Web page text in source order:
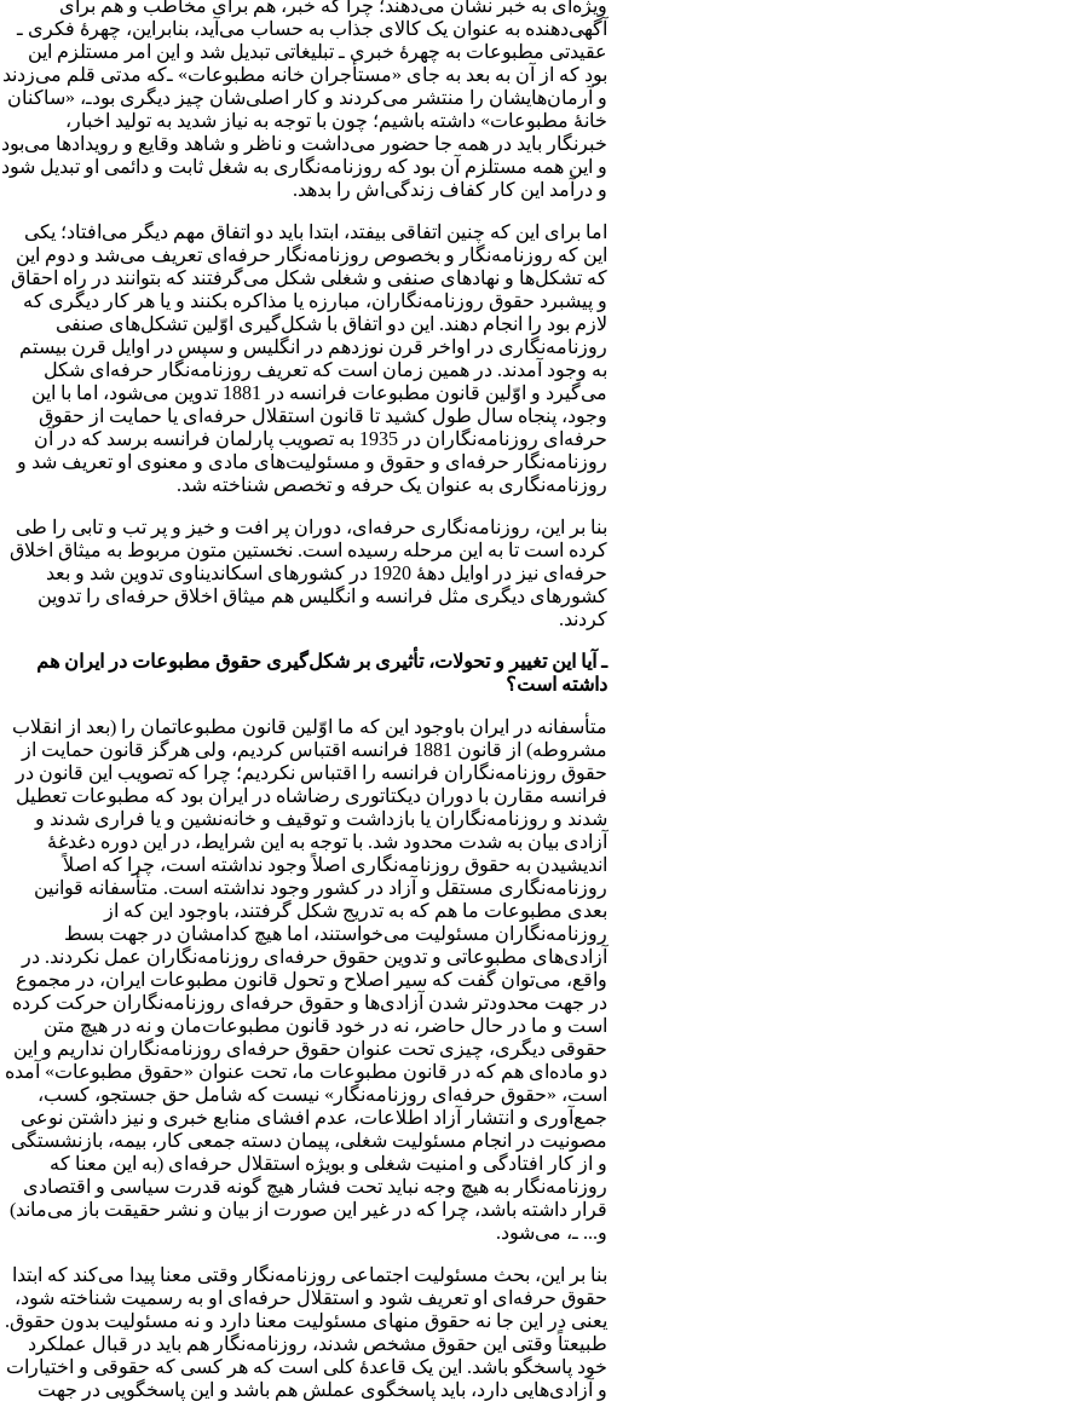
ویژه‌ای به خبر نشان می‌دهند؛ چرا که خبر، هم برای مخاطب و هم برای
آگهی‌دهنده به عنوان یک کالای جذاب به حساب می‌آید، بنابراین، چهرۀ فکری ـ
عقیدتی مطبوعات به چهرۀ خبری ـ تبلیغاتی تبدیل شد و این امر مستلزم این
بود که از آن به بعد به جای «مستأجران خانه مطبوعات» ـ‌که مدتی قلم می‌زدند
و آرمان‌هایشان را منتشر می‌کردند و کار اصلی‌شان چیز دیگری بودـ، «ساکنان
خانۀ مطبوعات» داشته باشیم؛ چون با توجه به نیاز شدید به تولید اخبار،
خبرنگار باید در همه جا حضور می‌داشت و ناظر و شاهد وقایع و رویدادها می‌بود
و این همه مستلزم آن بود که روزنامه‌نگاری به شغل ثابت و دائمی او تبدیل شود
و درآمد این کار کفاف زندگی‌اش را بدهد.
اما برای این که چنین اتفاقی بیفتد، ابتدا باید دو اتفاق مهم دیگر می‌افتاد؛ یکی
این که روزنامه‌نگار و بخصوص روزنامه‌نگار حرفه‌ای تعریف می‌شد و دوم این
که تشکل‌ها و نهادهای صنفی و شغلی شکل می‌گرفتند که بتوانند در راه احقاق
و پیشبرد حقوق روزنامه‌نگاران، مبارزه یا مذاکره بکنند و یا هر کار دیگری که
لازم بود را انجام دهند. این دو اتفاق با شکل‌گیری اوّلین تشکل‌های صنفی
روزنامه‌نگاری در اواخر قرن نوزدهم در انگلیس و سپس در اوایل قرن بیستم
به وجود آمدند. در همین زمان است که تعریف روزنامه‌نگار حرفه‌ای شکل
می‌گیرد و اوّلین قانون مطبوعات فرانسه در 1881 تدوین می‌شود، اما با این
وجود، پنجاه سال طول ‌کشید تا قانون استقلال حرفه‌ای یا حمایت از حقوق
حرفه‌ای روزنامه‌نگاران در 1935 به تصویب پارلمان فرانسه برسد که در آن
روزنامه‌نگار حرفه‌ای و حقوق و مسئولیت‌های مادی و معنوی او تعریف شد و
روزنامه‌نگاری به عنوان یک حرفه و تخصص شناخته شد.
بنا بر این، روزنامه‌نگاری حرفه‌ای، دوران پر افت و خیز و پر تب و تابی را طی
کرده است تا به این مرحله رسیده است. نخستین متون مربوط به میثاق اخلاق
حرفه‌ای نیز در اوایل دهۀ 1920 در کشورهای اسکاندیناوی تدوین شد و بعد
کشورهای دیگری مثل فرانسه و انگلیس هم میثاق اخلاق حرفه‌ای را تدوین
کردند.
ـ آیا این تغییر و تحولات، تأثیری بر شکل‌گیری حقوق مطبوعات در ایران هم
داشته است؟
متأسفانه در ایران باوجود این که ما اوّلین قانون مطبوعاتمان را (بعد از انقلاب
مشروطه) از قانون 1881 فرانسه اقتباس کردیم، ولی هرگز قانون حمایت از
حقوق روزنامه‌نگاران فرانسه را اقتباس نکردیم؛ چرا که تصویب این قانون در
فرانسه مقارن با دوران دیکتاتوری‌ رضاشاه در ایران بود که مطبوعات تعطیل
‌شدند و روزنامه‌نگاران یا بازداشت و توقیف و خانه‌نشین و یا فراری ‌شدند و
آزادی بیان به شدت محدود شد. با توجه به این شرایط، در این دوره دغدغۀ
اندیشیدن به حقوق روزنامه‌نگاری اصلاً وجود نداشته است، چرا که اصلاً
روزنامه‌نگاری مستقل و آزاد در کشور وجود نداشته است. متأسفانه قوانین
بعدی مطبوعات ما هم که به تدریج شکل گرفتند، باوجود این که از
روزنامه‌نگاران مسئولیت می‌خواستند، اما هیچ کدامشان در جهت بسط
آزادی‌های مطبوعاتی و تدوین حقوق حرفه‌ای روزنامه‌نگاران عمل نکردند. در
واقع، می‌توان گفت که سیر اصلاح و تحول قانون مطبوعات ایران، در مجموع
در جهت محدودتر شدن آزادی‌ها و حقوق حرفه‌ای روزنامه‌نگاران حرکت کرده
است و ما در حال حاضر، نه در خود قانون مطبوعات‌مان و نه در هیچ متن
حقوقی دیگری، چیزی تحت عنوان حقوق حرفه‌ای روزنامه‌نگاران نداریم و این
دو ماده‌ای هم که در قانون مطبوعات ما، تحت عنوان «حقوق مطبوعات» آمده
است، «حقوق حرفه‌ای روزنامه‌نگار» نیست که شامل حق جستجو، کسب،
جمع‌آوری و انتشار آزاد اطلاعات، عدم افشای منابع خبری و نیز داشتن نوعی
مصونیت در انجام مسئولیت شغلی، پیمان دسته جمعی کار، بیمه، بازنشستگی
و از کار افتادگی و امنیت شغلی و بویژه استقلال حرفه‌ای (به این معنا که
روزنامه‌نگار به هیچ وجه نباید تحت فشار هیچ گونه قدرت سیاسی و اقتصادی
قرار داشته باشد، چرا که در غیر این صورت از بیان و نشر حقیقت باز می‌ماند)
و... ـ، می‌شود.
بنا بر این، بحث مسئولیت اجتماعی روزنامه‌نگار وقتی معنا پیدا می‌کند که ابتدا
حقوق حرفه‌ای او تعریف ‌شود و استقلال حرفه‌ای او به رسمیت شناخته شود،
یعنی در این جا نه حقوق منهای مسئولیت معنا دارد و نه مسئولیت بدون حقوق.
طبیعتاً وقتی این حقوق مشخص شدند، روزنامه‌نگار هم باید در قبال عملکرد
خود پاسخگو باشد. این یک قاعدۀ کلی است که هر کسی که حقوقی و اختیارات
و آزادی‌هایی دارد، باید پاسخگوی عملش هم باشد و این پاسخگویی در جهت